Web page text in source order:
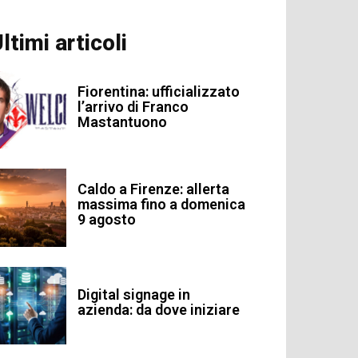
articoli
Fiorentina: ufficializzato
l’arrivo di Franco
Mastantuono
Caldo a Firenze: allerta
massima fino a domenica
9 agosto
Digital signage in
azienda: da dove iniziare